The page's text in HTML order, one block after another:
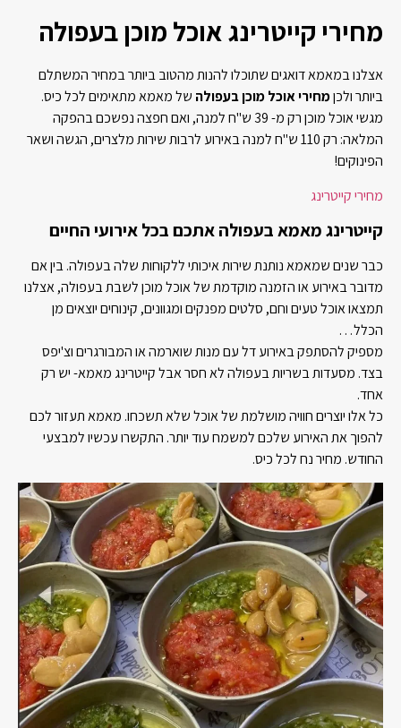
מחירי קייטרינג אוכל מוכן בעפולה
אצלנו במאמא דואגים שתוכלו להנות מהטוב ביותר במחיר המשתלם
ביותר ולכןמחירי אוכל מוכן בעפולה של מאמא מתאימים לכל כיס.
מגשי אוכל מוכן רק מ- 39 ש"ח למנה, ואם חפצה נפשכם בהפקה
המלאה: רק 110 ש"ח למנה באירוע לרבות שירות מלצרים, הגשה ושאר
הפינוקים!
מחירי קייטרינג
קייטרינג מאמא בעפולה אתכם בכל אירועי החיים
כבר שנים שמאמא נותנת שירות איכותי ללקוחות שלה בעפולה. בין אם
מדובר באירוע או הזמנה מוקדמת של אוכל מוכן לשבת בעפולה, אצלנו
תמצאו אוכל טעים וחם, סלטים מפנקים ומגוונים, קינוחים יוצאים מן
הכלל…
מספיק להסתפק באירוע דל עם מנות שוארמה או המבורגרים וצ'יפס
בצד. מסעדות בשריות בעפולה לא חסר אבל קייטרינג מאמא- יש רק
אחד.
כל אלו יוצרים חוויה מושלמת של אוכל שלא תשכחו. מאמא תעזור לכם
להפוך את האירוע שלכם למשמח עוד יותר. התקשרו עכשיו למבצעי
החודש. מחיר נח לכל כיס.